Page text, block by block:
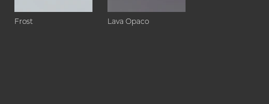
Frost Lava Opaco